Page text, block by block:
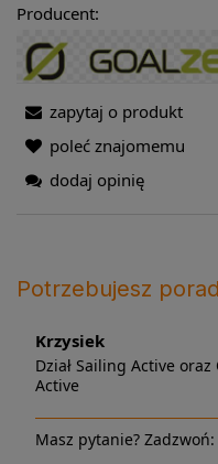
Producent:
zapytaj o produkt
poleć znajomemu
dodaj opinię
Potrzebujesz
Krzysiek
Dział Sailing Active
Active
Masz pytanie? Zadzwoń: